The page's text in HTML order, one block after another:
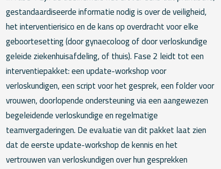
gestandaardiseerde informatie nodig is over de veiligheid,
het interventierisico en de kans op overdracht voor elke
geboortesetting (door gynaecoloog of door verloskundige
geleide ziekenhuisafdeling, of thuis). Fase 2 leidt tot een
interventiepakket: een update-workshop voor
verloskundigen, een script voor het gesprek, een folder voor
vrouwen, doorlopende ondersteuning via een aangewezen
begeleidende verloskundige en regelmatige
teamvergaderingen. De evaluatie van dit pakket laat zien
dat de eerste update-workshop de kennis en het
vertrouwen van verloskundigen over hun gesprekken